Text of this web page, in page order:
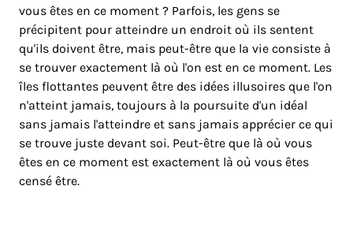
vous êtes en ce moment ? Parfois, les gens se
précipitent pour atteindre un endroit où ils sentent
qu'ils doivent être, mais peut-être que la vie consiste à
se trouver exactement là où l'on est en ce moment. Les
îles flottantes peuvent être des idées illusoires que l'on
n'atteint jamais, toujours à la poursuite d'un idéal
sans jamais l'atteindre et sans jamais apprécier ce qui
se trouve juste devant soi. Peut-être que là où vous
êtes en ce moment est exactement là où vous êtes
censé être.